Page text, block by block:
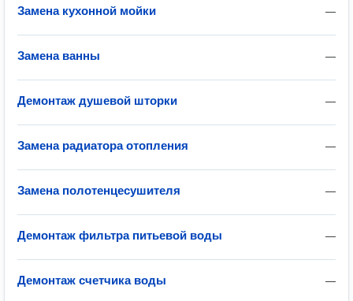
—
Замена кухонной мойки
—
Замена ванны
—
Демонтаж душевой шторки
—
Замена радиатора отопления
—
Замена полотенцесушителя
—
Демонтаж фильтра питьевой воды
—
Демонтаж счетчика воды